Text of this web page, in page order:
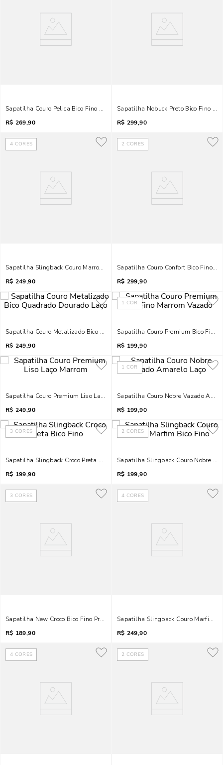
Sapatilha Couro Pelica Bico Fino Caramelo Metal
R$ 269,90
Sapatilha Nobuck Preto Bico Fino
R$ 299,90
4 CORES
Sapatilha Slingback Couro Marrom Bico Fino Trança
R$ 249,90
2 CORES
Sapatilha Couro Confort Bico Fino
R$ 299,90
Sapatilha Couro Metalizado Bico Quadrado Dourado Laço
R$ 249,90
1 COR
Sapatilha Couro Premium Bico Fino
R$ 199,90
Sapatilha Couro Premium Liso Laço Marrom
R$ 249,90
1 COR
Sapatilha Couro Nobre Vazado
R$ 199,90
3 CORES
Sapatilha Slingback Croco Preta Bico Fino
R$ 199,90
2 CORES
Sapatilha Slingback Couro Nobre
R$ 199,90
3 CORES
Sapatilha New Croco Bico Fino Preto Fivela
R$ 189,90
4 CORES
Sapatilha Slingback Couro Marfim
R$ 249,90
4 CORES 2 CORES